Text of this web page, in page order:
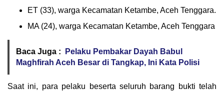
ET (33), warga Kecamatan Ketambe, Aceh Tenggara.
MA (24), warga Kecamatan Ketambe, Aceh Tenggara
Baca Juga :
Pelaku Pembakar Dayah Babul
Maghfirah Aceh Besar di Tangkap, Ini Kata Polisi
Saat ini, para pelaku beserta seluruh barang bukti telah